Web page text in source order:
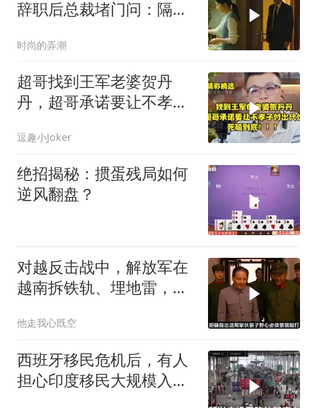
辞职后总裁堵门问：隔壁
时尚的弄潮
超哥找到王军老婆贺丹
丹，超哥承诺要让不孝子
逗趣小Joker
绝招揭秘：掼蛋残局如何
逆风翻盘？
对越反击战中，解放军在
越南拆铁轨、埋地雷，是
他走我心既空
西班牙移民危机后，有人
担心印度移民大规模入侵